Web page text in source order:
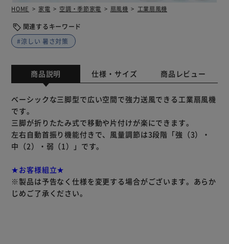
HOME 家電 空調・季節家電 扇風機 工業扇風機
関連するキーワード
#涼しい 暑さ対策
商品説明 仕様・サイズ 商品レビュー
ベーシックな三脚型で広い空間で強力送風できる工業扇風機
です。
三脚が折りたたみ式で移動や片付けが楽にできます。
左右自動首振り機能付きで、風量調節は3段階「強（3）・
中（2）・弱（1）」です。
★お客様組立★
※製品は予告なく仕様を変更する場合がございます。あらか
じめご了承ください。